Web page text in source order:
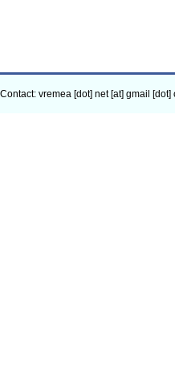
Contact: vremea [dot] net [at] gmail [dot]